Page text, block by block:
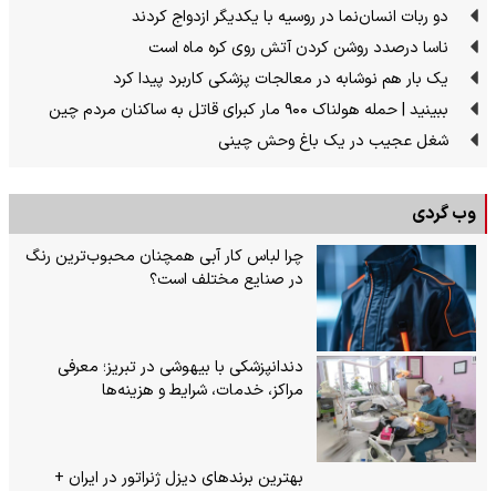
دو ربات انسان‌نما در روسیه با یکدیگر ازدواج کردند
ناسا درصدد روشن کردن آتش روی کره ماه است
یک بار هم نوشابه در معالجات پزشکی کاربرد پیدا کرد
ببینید | حمله هولناک ۹۰۰ مار کبرای قاتل به ساکنان مردم چین
شغل عجیب در یک باغ وحش چینی
وب گردی
چرا لباس کار آبی همچنان محبوب‌ترین رنگ
در صنایع مختلف است؟
دندانپزشکی با بیهوشی در تبریز؛ معرفی
مراکز، خدمات، شرایط و هزینه‌ها
بهترین برندهای دیزل ژنراتور در ایران +